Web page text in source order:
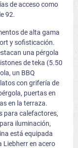
de acceso como
92.
de alta gama
y sofisticación.
una pérgola
de teka (5.50
un BBQ
con grifería de
puertas en
en la terraza.
para calefactores,
iluminación,
está equipada
Liebherr en acero